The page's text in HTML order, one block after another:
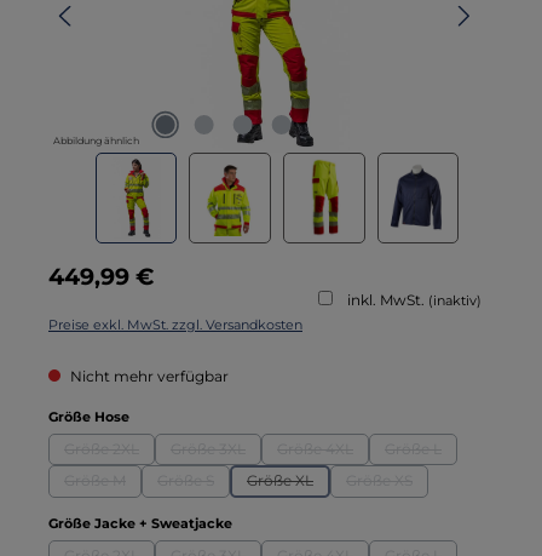
Abbildung ähnlich
Regulärer Preis:
449,99 €
inkl. MwSt. (inaktiv)
Preise exkl. MwSt. zzgl. Versandkosten
Nicht mehr verfügbar
Größe Hoseauswählen
(Diese Option ist zurzeit nicht verfügbar.)
(Diese Option ist zurzeit nicht verfügbar.)
(Diese Option ist zurzeit nicht
(Diese Option ist
(Diese Option ist zurzeit nicht verfügbar.)
(Diese Option ist zurzeit nicht verfügbar.)
Größe XL
(Diese Option ist zurzeit nicht
(Diese Option ist
Größe Jacke + Sweatjackeauswählen